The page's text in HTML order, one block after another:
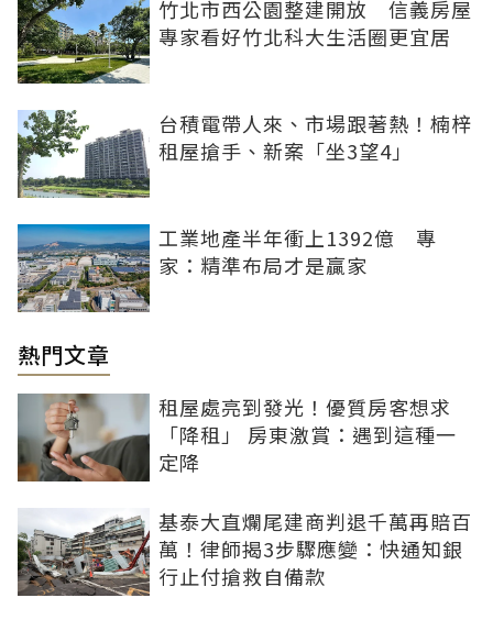
竹北市西公園整建開放 信義房屋
專家看好竹北科大生活圈更宜居
台積電帶人來、市場跟著熱！楠梓
租屋搶手、新案「坐3望4」
工業地產半年衝上1392億 專
家：精準布局才是贏家
熱門文章
租屋處亮到發光！優質房客想求
「降租」 房東激賞：遇到這種一
定降
基泰大直爛尾建商判退千萬再賠百
萬！律師揭3步驟應變：快通知銀
行止付搶救自備款